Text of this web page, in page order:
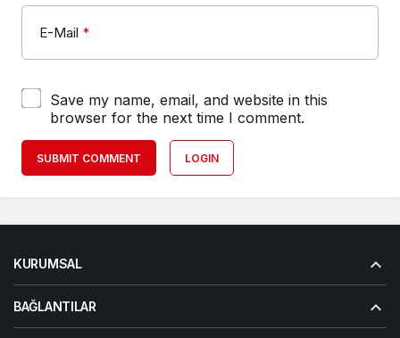
E-Mail *
Save my name, email, and website in this
browser for the next time I comment.
SUBMIT COMMENT LOGIN
KURUMSAL
BAĞLANTILAR